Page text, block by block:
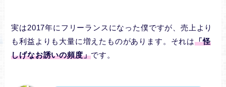
実は2017年にフリーランスになった僕ですが、売上より
も利益よりも大量に増えたものがあります。それは「怪
しげなお誘いの頻度」です。